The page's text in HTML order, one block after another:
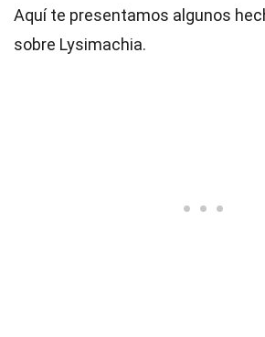
Aquí te presentamos algunos
sobre Lysimachia.